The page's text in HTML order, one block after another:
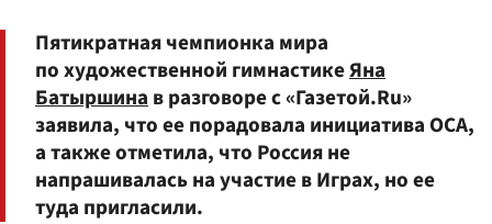
Пятикратная чемпионка мира
по художественной гимнастикеЯна
Батыршинав разговоре с «Газетой.Ru»
заявила, что ее порадовала инициатива ОСА,
а также отметила, что Россия не
напрашивалась на участие в Играх, но ее
туда пригласили.